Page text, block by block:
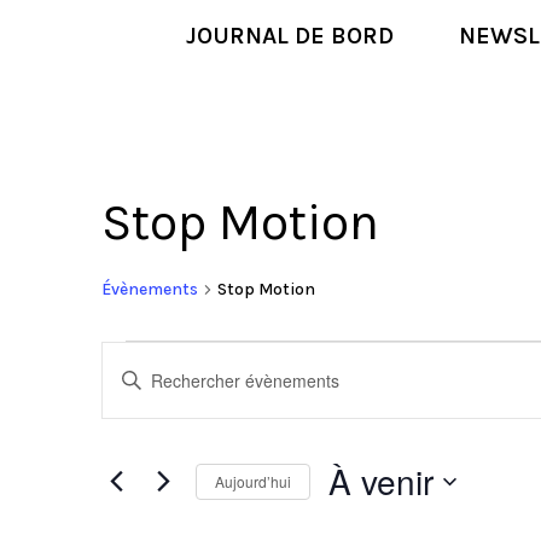
JOURNAL DE BORD
Stop Motion
Évènements Stop Motion
Évènements
et
navigation
vues
Saisir
clé.
Évènements
Aujourd’hui À venir